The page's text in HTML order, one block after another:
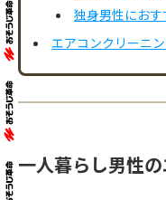
独身男性にお
エアコンクリーニ
一人暮らし男性